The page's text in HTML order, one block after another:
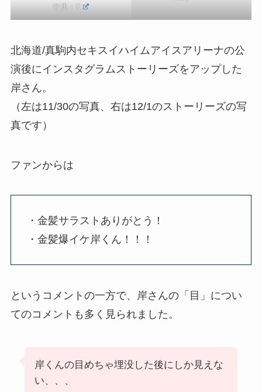
出典： X
北海道/真駒内セキスイハイムアイスアリーナの公
演後にインスタグラムストーリーズをアップした
岸さん。
（左は11/30の写真、右は12/1のストーリーズの写
真です）
ファンからは
・金髪サラストありがとう！
・金髪爆イケ岸くん！！！
というコメントの一方で、岸さんの「目」につい
てのコメントも多く見られました。
岸くんの目めちゃ埋没した後にしか見えな
い、、、